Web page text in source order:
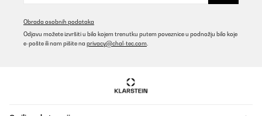
Obrada osobnih podataka
Odjavu možete izvršiti u bilo kojem trenutku putem poveznice u podnožju bilo koje
e-pošte ili nam pišite na privacy@chal-tec.com